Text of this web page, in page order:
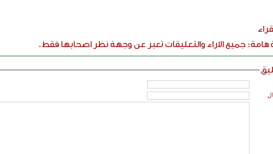
جميع الاراء والتعليقات تعبر عن وجهة نظر اصحابها فقط.